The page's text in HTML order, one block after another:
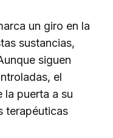
un giro en la
sustancias,
siguen
el
la puerta a su
terapéuticas